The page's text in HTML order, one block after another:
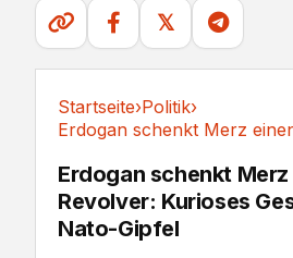
𝕏
Startseite›Politik›
Erdogan schenkt Merz
Revolver: Kurioses
Nato-Gipfel